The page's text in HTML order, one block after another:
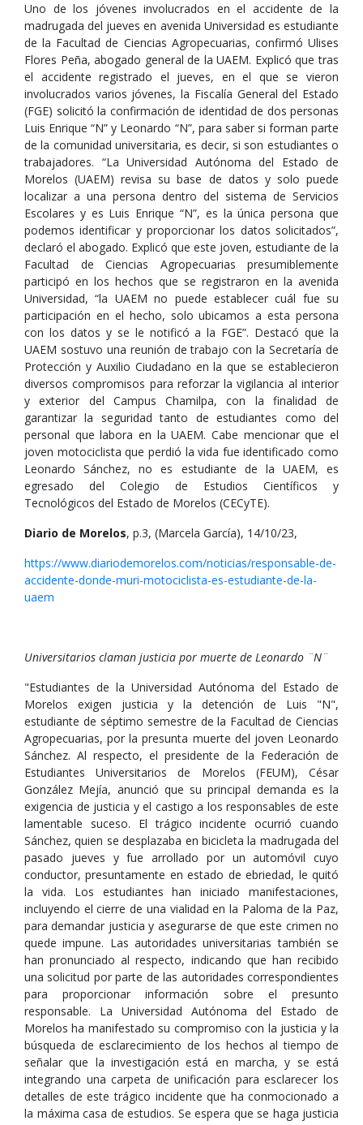
Uno de los jóvenes involucrados en el accidente de la
madrugada del jueves en avenida Universidad es estudiante
de la Facultad de Ciencias Agropecuarias, confirmó Ulises
Flores Peña, abogado general de la UAEM. Explicó que tras
el accidente registrado el jueves, en el que se vieron
involucrados varios jóvenes, la Fiscalía General del Estado
(FGE) solicitó la confirmación de identidad de dos personas
Luis Enrique “N” y Leonardo “N”, para saber si forman parte
de la comunidad universitaria, es decir, si son estudiantes o
trabajadores. “La Universidad Autónoma del Estado de
Morelos (UAEM) revisa su base de datos y solo puede
localizar a una persona dentro del sistema de Servicios
Escolares y es Luis Enrique “N”, es la única persona que
podemos identificar y proporcionar los datos solicitados”,
declaró el abogado. Explicó que este joven, estudiante de la
Facultad de Ciencias Agropecuarias presumiblemente
participó en los hechos que se registraron en la avenida
Universidad, “la UAEM no puede establecer cuál fue su
participación en el hecho, solo ubicamos a esta persona
con los datos y se le notificó a la FGE”. Destacó que la
UAEM sostuvo una reunión de trabajo con la Secretaría de
Protección y Auxilio Ciudadano en la que se establecieron
diversos compromisos para reforzar la vigilancia al interior
y exterior del Campus Chamilpa, con la finalidad de
garantizar la seguridad tanto de estudiantes como del
personal que labora en la UAEM. Cabe mencionar que el
joven motociclista que perdió la vida fue identificado como
Leonardo Sánchez, no es estudiante de la UAEM, es
egresado del Colegio de Estudios Científicos y
Tecnológicos del Estado de Morelos (CECyTE).
Diario de Morelos, p.3, (Marcela García), 14/10/23,
https://www.diariodemorelos.com/noticias/responsable-de-
accidente-donde-muri-motociclista-es-estudiante-de-la-
uaem
Universitarios claman justicia por muerte de Leonardo ¨N¨
"Estudiantes de la Universidad Autónoma del Estado de
Morelos exigen justicia y la detención de Luis "N",
estudiante de séptimo semestre de la Facultad de Ciencias
Agropecuarias, por la presunta muerte del joven Leonardo
Sánchez. Al respecto, el presidente de la Federación de
Estudiantes Universitarios de Morelos (FEUM), César
González Mejía, anunció que su principal demanda es la
exigencia de justicia y el castigo a los responsables de este
lamentable suceso. El trágico incidente ocurrió cuando
Sánchez, quien se desplazaba en bicicleta la madrugada del
pasado jueves y fue arrollado por un automóvil cuyo
conductor, presuntamente en estado de ebriedad, le quitó
la vida. Los estudiantes han iniciado manifestaciones,
incluyendo el cierre de una vialidad en la Paloma de la Paz,
para demandar justicia y asegurarse de que este crimen no
quede impune. Las autoridades universitarias también se
han pronunciado al respecto, indicando que han recibido
una solicitud por parte de las autoridades correspondientes
para proporcionar información sobre el presunto
responsable. La Universidad Autónoma del Estado de
Morelos ha manifestado su compromiso con la justicia y la
búsqueda de esclarecimiento de los hechos al tiempo de
señalar que la investigación está en marcha, y se está
integrando una carpeta de unificación para esclarecer los
detalles de este trágico incidente que ha conmocionado a
la máxima casa de estudios. Se espera que se haga justicia